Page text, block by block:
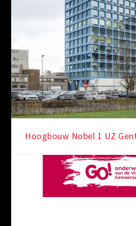
Hoogbouw Nobel 1 UZ